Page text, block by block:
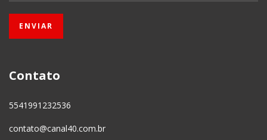
Contato
5541991232536
contato@canal40.com.br